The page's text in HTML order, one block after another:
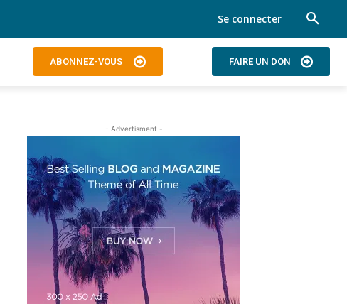
Se connecter
ABONNEZ-VOUS FAIRE UN DON
- Advertisment -